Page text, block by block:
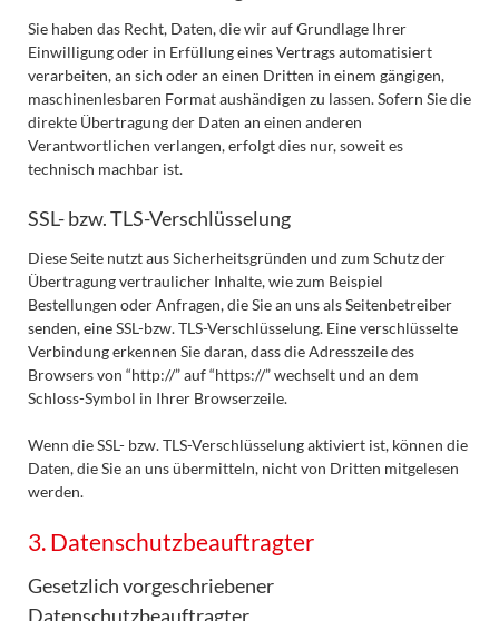
Sie haben das Recht, Daten, die wir auf Grundlage Ihrer
Einwilligung oder in Erfüllung eines Vertrags automatisiert
verarbeiten, an sich oder an einen Dritten in einem gängigen,
maschinenlesbaren Format aushändigen zu lassen. Sofern Sie die
direkte Übertragung der Daten an einen anderen
Verantwortlichen verlangen, erfolgt dies nur, soweit es
technisch machbar ist.
SSL- bzw. TLS-Verschlüsselung
Diese Seite nutzt aus Sicherheitsgründen und zum Schutz der
Übertragung vertraulicher Inhalte, wie zum Beispiel
Bestellungen oder Anfragen, die Sie an uns als Seitenbetreiber
senden, eine SSL-bzw. TLS-Verschlüsselung. Eine verschlüsselte
Verbindung erkennen Sie daran, dass die Adresszeile des
Browsers von “http://” auf “https://” wechselt und an dem
Schloss-Symbol in Ihrer Browserzeile.
Wenn die SSL- bzw. TLS-Verschlüsselung aktiviert ist, können die
Daten, die Sie an uns übermitteln, nicht von Dritten mitgelesen
werden.
3. Datenschutzbeauftragter
Gesetzlich vorgeschriebener
Datenschutzbeauftragter